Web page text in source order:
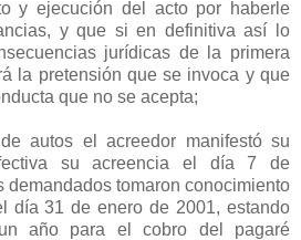
y ejecución del acto por haberle
y que si en definitiva así lo
jurídicas de la primera
la pretensión que se invoca y que
que no se acepta;
autos el acreedor manifestó su
su acreencia el día 7 de
demandados tomaron conocimiento
día 31 de enero de 2001, estando
año para el cobro del pagaré